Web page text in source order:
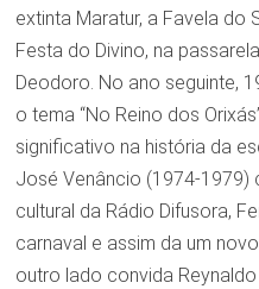
extinta Maratur, a Favela do
Festa do Divino, na
Deodoro. No ano seguinte,
o tema “No Reino dos
significativo na história da
José Venâncio (1974-1979)
cultural da Rádio Difusora,
carnaval e assim da um
outro lado convida